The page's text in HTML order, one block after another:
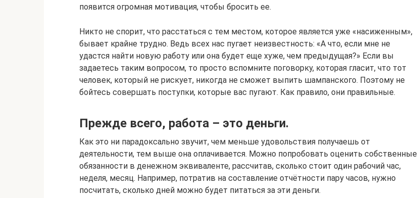
появится огромная мотивация, чтобы бросить ее.
Никто не спорит, что расстаться с тем местом, которое является уже «насиженным»,
бывает крайне трудно. Ведь всех нас пугает неизвестность: «А что, если мне не
удастся найти новую работу или она будет еще хуже, чем предыдущая?» Если вы
задаетесь таким вопросом, то просто вспомните поговорку, которая гласит, что тот
человек, который не рискует, никогда не сможет выпить шампанского. Поэтому не
бойтесь совершать поступки, которые вас пугают. Как правило, они правильные.
Прежде всего, работа – это деньги.
Как это ни парадоксально звучит, чем меньше удовольствия получаешь от
деятельности, тем выше она оплачивается. Можно попробовать оценить собственные
обязанности в денежном эквиваленте, рассчитав, сколько стоит один рабочий час,
неделя, месяц. Например, потратив на составление отчётности пару часов, нужно
посчитать, сколько дней можно будет питаться за эти деньги.